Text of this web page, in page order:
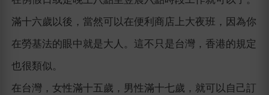
滿十六歲以後，當然可以在便利商店上大夜班，因為你
在勞基法的眼中就是大人。這不只是台灣，香港的規定
也很類似。
在台灣，女性滿十五歲，男性滿十七歲，就可以自己訂